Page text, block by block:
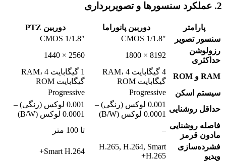
2. عملکرد سنسورها و تصویربرداری
پارامتر دوربین پانوراما
دوربین PTZ
سنسور تصویر
1/1.8″ CMOS
1/1.8″ CMOS
رزولوشن
حداکثری
8192 × 1800
2560 × 1440
RAM و ROM
4 گیگابایت RAM، 4
گیگابایت ROM
1 گیگابایت RAM، 4
گیگابایت ROM
سیستم اسکن
Progressive
Progressive
حداقل روشنایی
0.001 لوکس (رنگی) –
0.0001 لوکس (B/W)
0.001 لوکس (رنگی) –
0.0001 لوکس (B/W)
فاصله روشنایی
مادون قرمز
–
تا 100 متر
فشرده‌سازی
ویدیو
H.265, H.264, Smart
H.265+
Smart H.264+